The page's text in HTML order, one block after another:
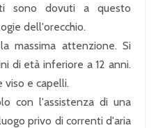
sono dovuti a questo
dell'orecchio.
massima attenzione. Si
di età inferiore a 12 anni.
viso e capelli.
con l'assistenza di una
privo di correnti d'aria